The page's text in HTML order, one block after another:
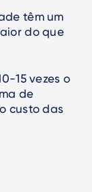
têm um
do que
15 vezes o
de
custo das